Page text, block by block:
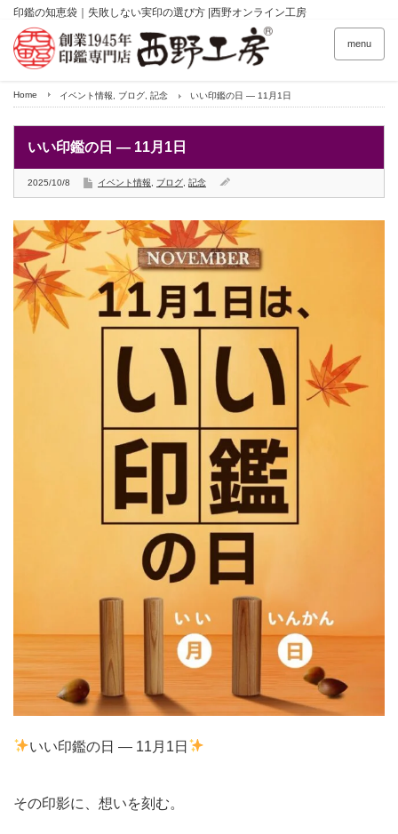
印鑑の知恵袋｜失敗しない実印の選び方 |西野オンライン工房
menu
Home イベント情報 ブログ 記念 いい印鑑の日 — 11月1日
いい印鑑の日 — 11月1日
2025/10/8 イベント情報 ブログ 記念
いい印鑑の日 — 11月1日
その印影に、想いを刻む。